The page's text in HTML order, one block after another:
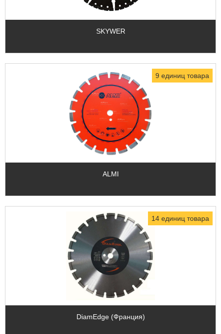
SKYWER
9 единиц товара
ALMI
14 единиц товара
DiamEdge (Франция)